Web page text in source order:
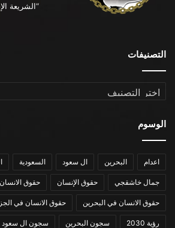
“الشريعة
التصنيفات
التصنيفات
الوسوم
اعدام البحرين ال سعود السعودية
جمال خاشقجي حقوق الإنسان حقوق الانسان
حقوق الانسان في البحرين حقوق الانسان في
رؤية 2030 سجون البحرين سجون ال سعود